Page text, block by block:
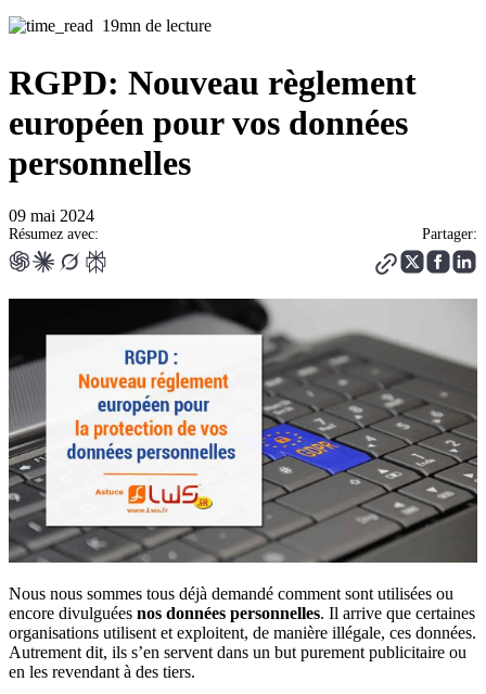
19mn de lecture
RGPD: Nouveau règlement
européen pour vos données
personnelles
09 mai 2024
Résumez avec: Partager:
Nous nous sommes tous déjà demandé comment sont utilisées ou
encore divulguées nos données personnelles. Il arrive que certaines
organisations utilisent et exploitent, de manière illégale, ces données.
Autrement dit, ils s’en servent dans un but purement publicitaire ou
en les revendant à des tiers.